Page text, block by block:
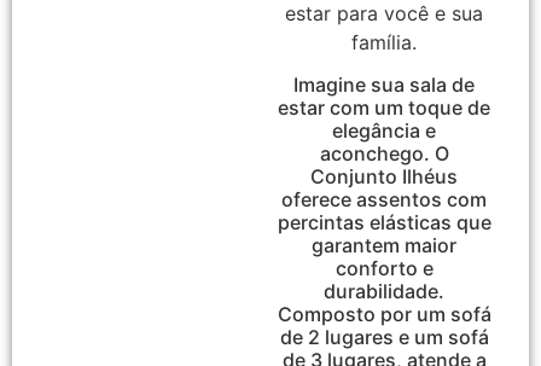
estar para você e sua
família.
Imagine sua sala de
estar com um toque de
elegância e
aconchego. O
Conjunto Ilhéus
oferece assentos com
percintas elásticas que
garantem maior
conforto e
durabilidade.
Composto por um sofá
de 2 lugares e um sofá
de 3 lugares, atende a